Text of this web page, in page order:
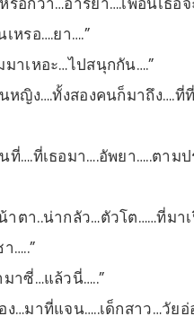
หรอ….ยา….”
าเหอะ…ไปสนุกกัน….”
หญิง….ทั้งสองคนก็มาถึง….ที่
….ที่เธอมา….อัพยา…..ตาม
ตา..น่ากลัว…ตัวโต……ที่มา
…..”
มาซี่…แล้วนี่…..”
ง…มาที่แจน…..เด็กสาว…วัย